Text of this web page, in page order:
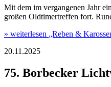
Mit dem im vergangenen Jahr
großen Oldtimertreffen fort.
» weiterlesen „Reben &
20.11.2025
75. Borbecker